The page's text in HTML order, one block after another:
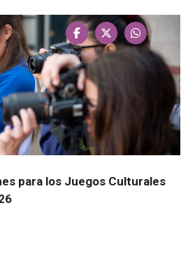
para los Juegos Culturales